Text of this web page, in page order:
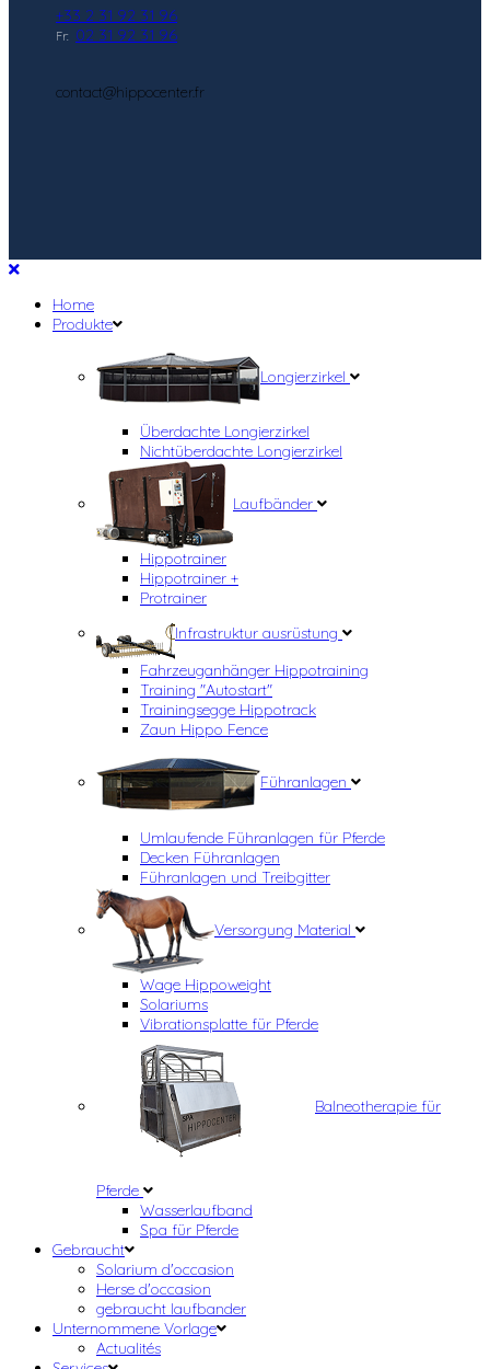
+33 2 31 92 31 96
Fr: 02 31 92 31 96
contact@hippocenter.fr
Home
Produkte
Longierzirkel
Überdachte Longierzirkel
Nichtüberdachte Longierzirkel
Laufbänder
Hippotrainer
Hippotrainer +
Protrainer
Infrastruktur ausrüstung
Fahrzeuganhänger Hippotraining
Training "Autostart"
Trainingsegge Hippotrack
Zaun Hippo Fence
Führanlagen
Umlaufende Führanlagen für Pferde
Decken Führanlagen
Führanlagen und Treibgitter
Versorgung Material
Wage Hippoweight
Solariums
Vibrationsplatte für Pferde
Balneotherapie für
Pferde
Wasserlaufband
Spa für Pferde
Gebraucht
Solarium d'occasion
Herse d'occasion
gebraucht laufbander
Unternommene Vorlage
Actualités